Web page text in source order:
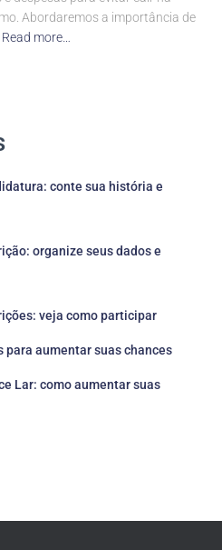
Abordaremos a importância de
Read more…
conte sua história e
organize seus dados e
veja como participar
para aumentar suas chances
Lar: como aumentar suas